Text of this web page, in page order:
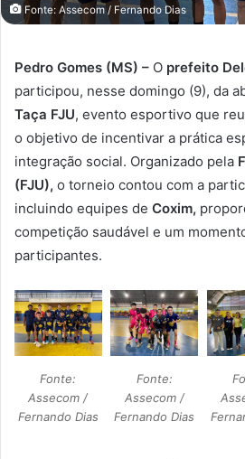
Fonte: Assecom / Fernando Dias
Pedro Gomes (MS) – O prefeito
participou, nesse domingo (9), da
Taça FJU, evento esportivo que
o objetivo de incentivar a prática
integração social. Organizado pela
(FJU), o torneio contou com a
incluindo equipes de Coxim,
competição saudável e um
participantes.
Fonte:
Assecom /
Fernando Dias
Fonte:
Assecom /
Fernando Dias